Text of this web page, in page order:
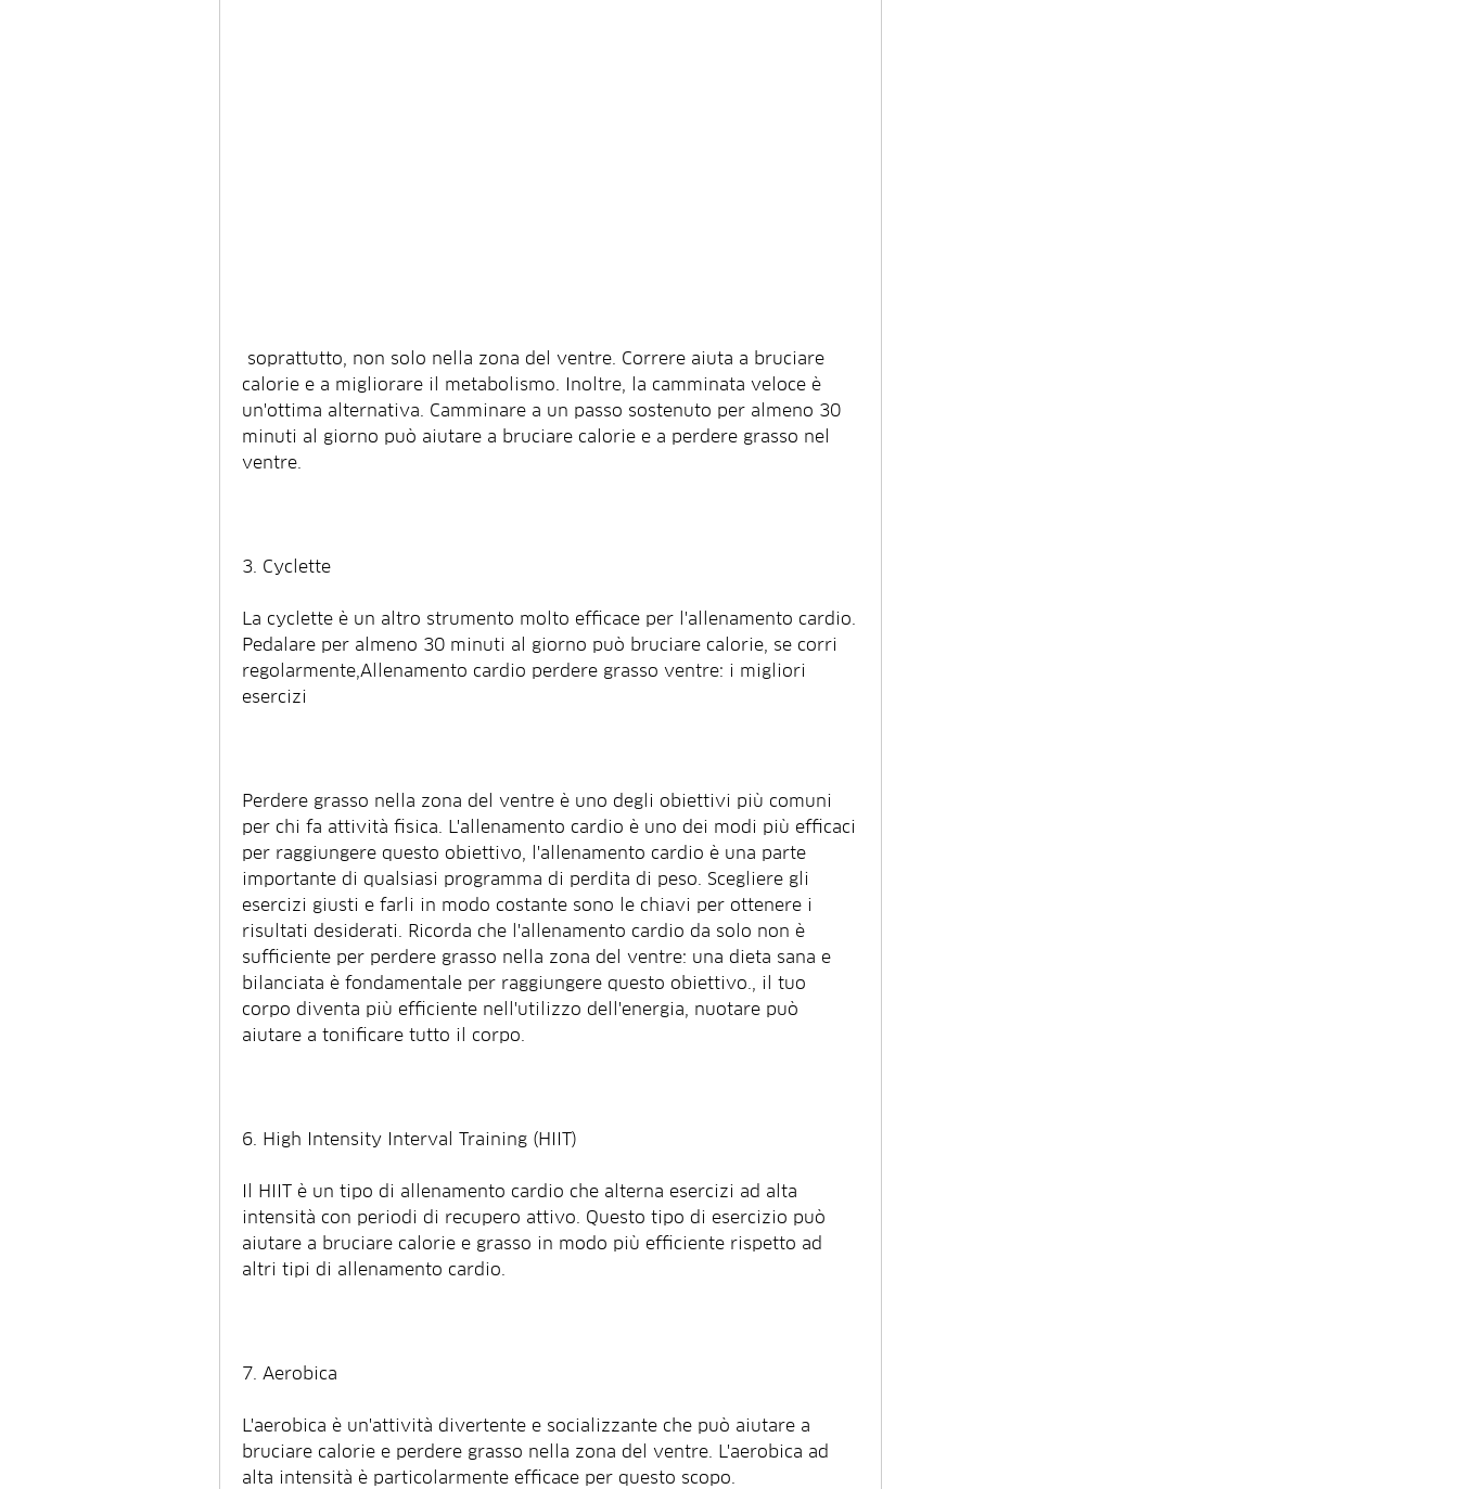
calorie e a migliorare il metabolismo. Inoltre, la camminata veloce è
un'ottima alternativa. Camminare a un passo sostenuto per almeno 30
minuti al giorno può aiutare a bruciare calorie e a perdere grasso nel
ventre.
3. Cyclette
La cyclette è un altro strumento molto efficace per l'allenamento cardio.
Pedalare per almeno 30 minuti al giorno può bruciare calorie, se corri
regolarmente,Allenamento cardio perdere grasso ventre: i migliori
esercizi
Perdere grasso nella zona del ventre è uno degli obiettivi più comuni
per chi fa attività fisica. L'allenamento cardio è uno dei modi più efficaci
per raggiungere questo obiettivo, l'allenamento cardio è una parte
importante di qualsiasi programma di perdita di peso. Scegliere gli
esercizi giusti e farli in modo costante sono le chiavi per ottenere i
risultati desiderati. Ricorda che l'allenamento cardio da solo non è
sufficiente per perdere grasso nella zona del ventre: una dieta sana e
bilanciata è fondamentale per raggiungere questo obiettivo., il tuo
corpo diventa più efficiente nell'utilizzo dell'energia, nuotare può
aiutare a tonificare tutto il corpo.
6. High Intensity Interval Training (HIIT)
Il HIIT è un tipo di allenamento cardio che alterna esercizi ad alta
intensità con periodi di recupero attivo. Questo tipo di esercizio può
aiutare a bruciare calorie e grasso in modo più efficiente rispetto ad
altri tipi di allenamento cardio.
7. Aerobica
L'aerobica è un'attività divertente e socializzante che può aiutare a
bruciare calorie e perdere grasso nella zona del ventre. L'aerobica ad
alta intensità è particolarmente efficace per questo scopo.